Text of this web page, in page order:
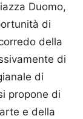
Duomo,
di
della
di
di
propone di
e della